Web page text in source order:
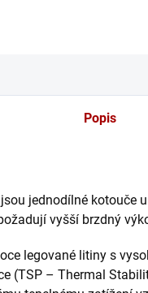
Popis
jsou jednodílné kotouče
vyšší brzdný
legované litiny s
(TSP – Thermal